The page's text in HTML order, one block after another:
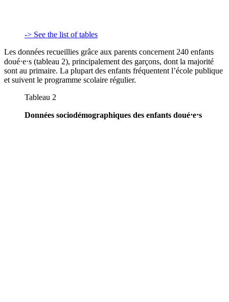
-> See the list of tables
Les données recueillies grâce aux parents concernent 240 enfants
doué⋅e⋅s (tableau 2), principalement des garçons, dont la majorité
sont au primaire. La plupart des enfants fréquentent l’école publique
et suivent le programme scolaire régulier.
Tableau 2
Données sociodémographiques des enfants doué⋅e⋅s